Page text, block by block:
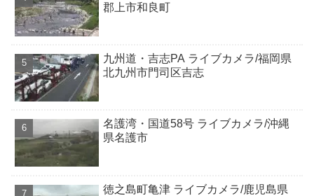
郡上市和良町
九州道・吉志PA ライブカメラ/福岡県
北九州市門司区吉志
名護湾・国道58号 ライブカメラ/沖縄
県名護市
徳之島町亀津 ライブカメラ/鹿児島県